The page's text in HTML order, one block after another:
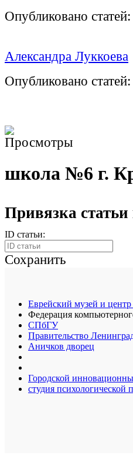
Опубликовано статей:
Александра Луккоева
Опубликовано статей:
школа №6 г.
Привязка статьи
ID статьи:
Сохранить
Еврейский музей и центр
Федерация
СПбГУ
Правительство
Аничков дворец
Городской
студия психологической